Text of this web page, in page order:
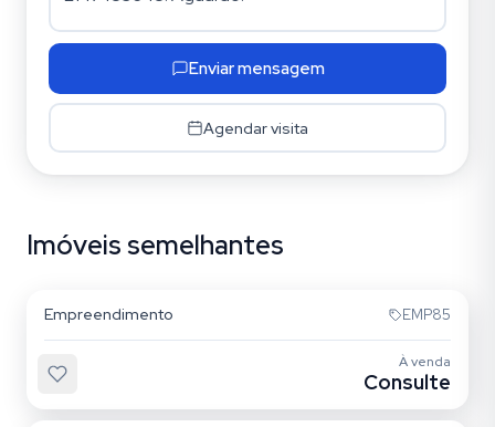
Enviar mensagem
Agendar visita
Imóveis semelhantes
Quarta Parada
Empreendimento EMP85
À venda
Consulte